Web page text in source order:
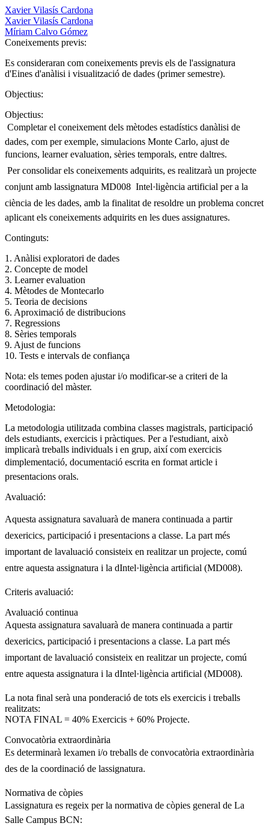
Xavier Vilasís Cardona
Xavier Vilasís Cardona
Míriam Calvo Gómez
Coneixements previs:
Es consideraran com coneixements previs els de l'assignatura
d'Eines d'anàlisi i visualització de dades (primer semestre).
Objectius:
Objectius:
 Completar el coneixement dels mètodes estadístics danàlisi de
dades, com per exemple, simulacions Monte Carlo, ajust de
funcions, learner evaluation, sèries temporals, entre daltres.
 Per consolidar els coneixements adquirits, es realitzarà un projecte
conjunt amb lassignatura MD008  Intel·ligència artificial per a la
ciència de les dades, amb la finalitat de resoldre un problema concret
aplicant els coneixements adquirits en les dues assignatures.
Continguts:
1. Anàlisi exploratori de dades
2. Concepte de model
3. Learner evaluation
4. Mètodes de Montecarlo
5. Teoria de decisions
6. Aproximació de distribucions
7. Regressions
8. Sèries temporals
9. Ajust de funcions
10. Tests e intervals de confiança
Nota: els temes poden ajustar i/o modificar-se a criteri de la
coordinació del màster.
Metodologia:
La metodologia utilitzada combina classes magistrals, participació
dels estudiants, exercicis i pràctiques. Per a l'estudiant, això
implicarà treballs individuals i en grup, així com exercicis
dimplementació, documentació escrita en format article i
presentacions orals.
Avaluació:
Aquesta assignatura savaluarà de manera continuada a partir
dexericics, participació i presentacions a classe. La part més
important de lavaluació consisteix en realitzar un projecte, comú
entre aquesta assignatura i la dIntel·ligència artificial (MD008).
Criteris avaluació:
Avaluació continua
Aquesta assignatura savaluarà de manera continuada a partir
dexericics, participació i presentacions a classe. La part més
important de lavaluació consisteix en realitzar un projecte, comú
entre aquesta assignatura i la dIntel·ligència artificial (MD008).
La nota final serà una ponderació de tots els exercicis i treballs
realitzats:
NOTA FINAL = 40% Exercicis + 60% Projecte.
Convocatòria extraordinària
Es determinarà lexamen i/o treballs de convocatòria extraordinària
des de la coordinació de lassignatura.
Normativa de còpies
Lassignatura es regeix per la normativa de còpies general de La
Salle Campus BCN: